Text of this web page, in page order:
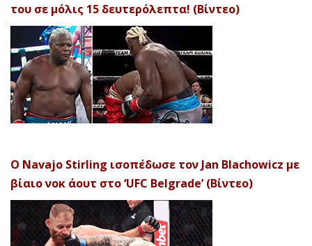
του σε μόλις 15 δευτερόλεπτα! (Βίντεο)
Ο Navajo Stirling ισοπέδωσε τον Jan Blachowicz με
βίαιο νοκ άουτ στο ‘UFC Belgrade’ (Βίντεο)